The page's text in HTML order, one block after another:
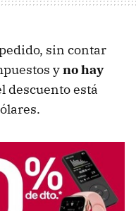
sin contar
yno hay
descuento está